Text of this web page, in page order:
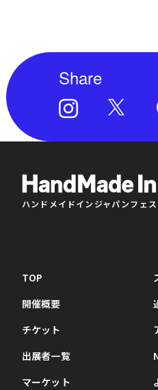
Share
ハンドメイドインジャパンフェス
TOP
開催概要
チケット
出展者一覧
マーケット